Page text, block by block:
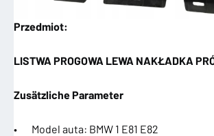
Przedmiot:
LISTWA PROGOWA LEWA NAKŁADKA
Zusätzliche Parameter
• Model auta: BMW 1 E81 E82